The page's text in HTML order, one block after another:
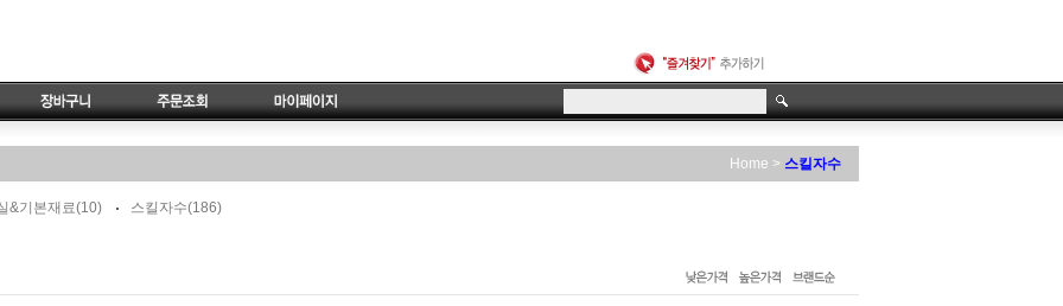
Home > 스킬자수
&기본재료(10) 스킬자수(186)